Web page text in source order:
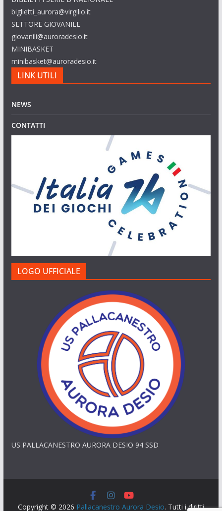
biglietti_aurora@virgilio.it
SETTORE GIOVANILE
giovanili@auroradesio.it
MINIBASKET
minibasket@auroradesio.it
LINK UTILI
NEWS
CONTATTI
LOGO UFFICIALE
US PALLACANESTRO AURORA DESIO 94 SSD
Copyright © 2026 Pallacanestro Aurora Desio. Tutti i diritti